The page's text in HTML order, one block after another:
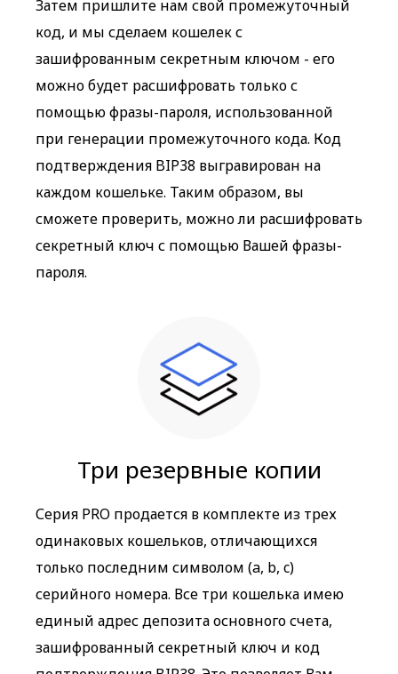
Затем пришлите нам свой промежуточный
код, и мы сделаем кошелек с
зашифрованным секретным ключом - его
можно будет расшифровать только с
помощью фразы-пароля, использованной
при генерации промежуточного кода. Код
подтверждения BIP38 выгравирован на
каждом кошельке. Таким образом, вы
сможете проверить, можно ли расшифровать
секретный ключ с помощью Вашей фразы-
пароля.
Три резервные копии
Серия PRO продается в комплекте из трех
одинаковых кошельков, отличающихся
только последним символом (a, b, c)
серийного номера. Все три кошелька имею
единый адрес депозита основного счета,
зашифрованный секретный ключ и код